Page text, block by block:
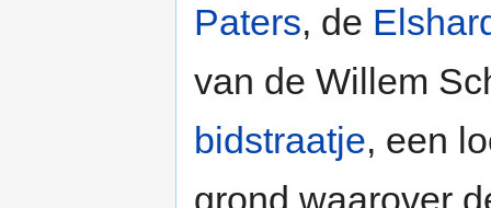
Paters, de
van de Willem
bidstraatje, een
grond waarover